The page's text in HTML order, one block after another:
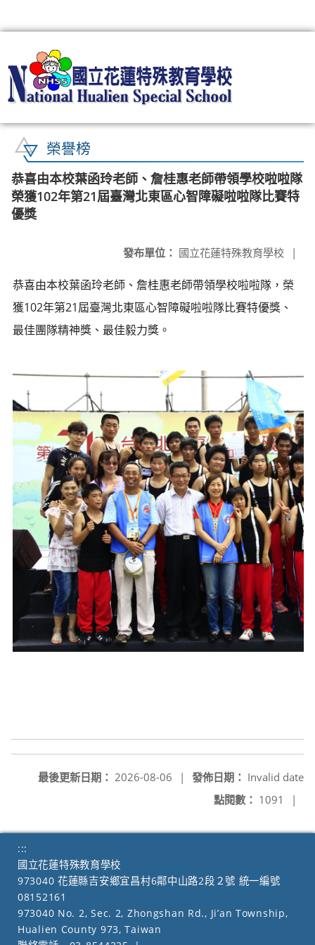
榮譽榜
恭喜由本校葉函玲老師、詹桂惠老師帶領學校啦啦隊
榮獲102年第21屆臺灣北東區心智障礙啦啦隊比賽特
優獎
發布單位： 國立花蓮特殊教育學校 |
恭喜由本校葉函玲老師、詹桂惠老師帶領學校啦啦隊，榮
獲102年第21屆臺灣北東區心智障礙啦啦隊比賽特優獎、
最佳團隊精神獎、最佳毅力獎。
發佈日期： Invalid date
最後更新日期： 2026-08-06
|
點閱數： 1091 |
:::
國立花蓮特殊教育學校
973040 花蓮縣吉安鄉宜昌村6鄰中山路2段２號 統一編號
08152161
973040 No. 2, Sec. 2, Zhongshan Rd., Ji’an Township,
Hualien County 973, Taiwan